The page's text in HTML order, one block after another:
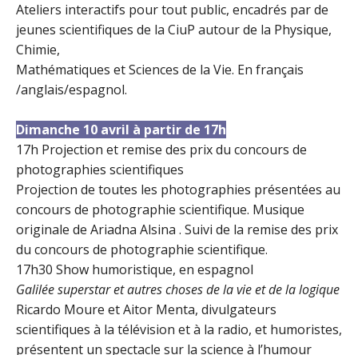
Ateliers interactifs pour tout public, encadrés par de
jeunes scientifiques de la CiuP autour de la Physique,
Chimie,
Mathématiques et Sciences de la Vie. En français
/anglais/espagnol.
Dimanche 10 avril à partir de 17h
17h Projection et remise des prix du concours de
photographies scientifiques
Projection de toutes les photographies présentées au
concours de photographie scientifique. Musique
originale de Ariadna Alsina . Suivi de la remise des prix
du concours de photographie scientifique.
17h30 Show humoristique, en espagnol
Galilée superstar et autres choses de la vie et de la logique
Ricardo Moure et Aitor Menta, divulgateurs
scientifiques à la télévision et à la radio, et humoristes,
présentent un spectacle sur la science à l’humour